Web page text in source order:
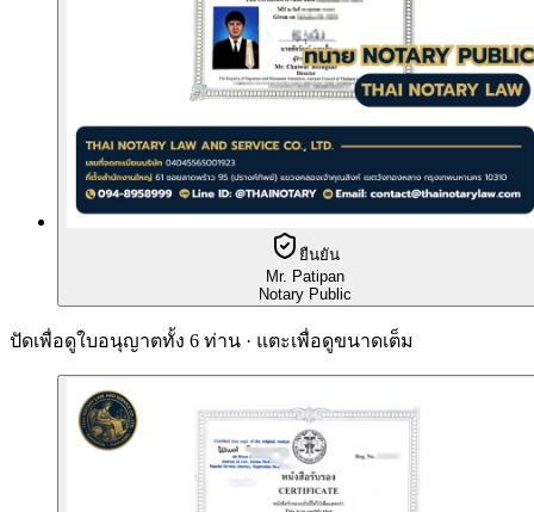
ยืนยัน
Mr. Patipan
Notary Public
ปัดเพื่อดูใบอนุญาตทั้ง 6 ท่าน · แตะเพื่อดูขนาดเต็ม